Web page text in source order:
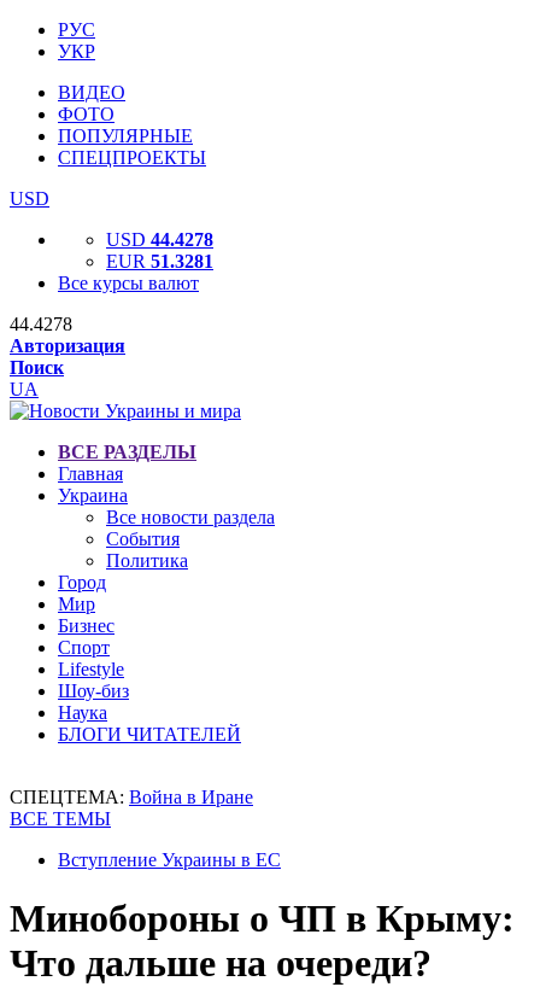
РУС
УКР
ВИДЕО
ФОТО
ПОПУЛЯРНЫЕ
СПЕЦПРОЕКТЫ
USD
USD 44.4278
EUR 51.3281
Все курсы валют
44.4278
Авторизация
Поиск
UA
ВСЕ РАЗДЕЛЫ
Главная
Украина
Все новости раздела
События
Политика
Город
Мир
Бизнес
Спорт
Lifestyle
Шоу-биз
Наука
БЛОГИ ЧИТАТЕЛЕЙ
СПЕЦТЕМА: Война в Иране
ВСЕ ТЕМЫ
Вступление Украины в ЕС
Минобороны о ЧП в Крыму:
Что дальше на очереди?